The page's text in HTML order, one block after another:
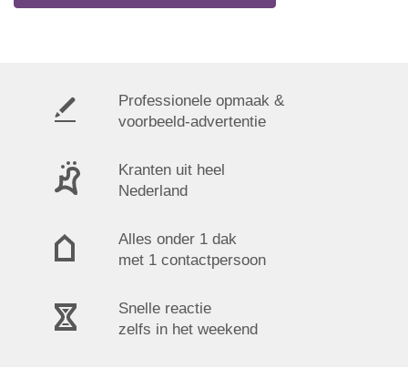
Professionele opmaak &
voorbeeld-advertentie
Kranten uit heel
Nederland
Alles onder 1 dak
met 1 contactpersoon
Snelle reactie
zelfs in het weekend